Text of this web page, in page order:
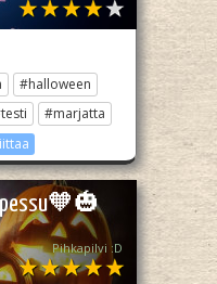
#halloween
#marjatta
Pihkapilvi :D